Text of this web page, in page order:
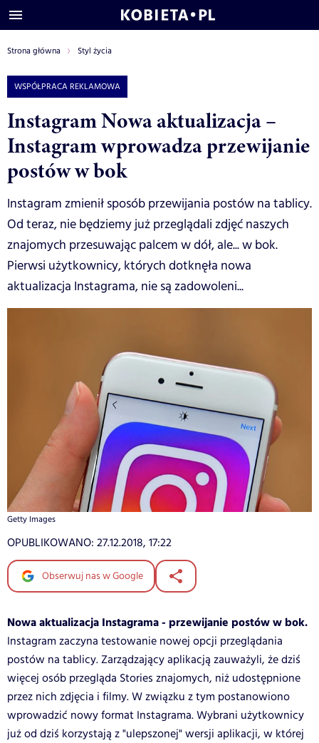
Strona główna Styl życia
WSPÓŁPRACA REKLAMOWA
Instagram Nowa aktualizacja –
Instagram wprowadza przewijanie
postów w bok
Instagram zmienił sposób przewijania postów na tablicy.
Od teraz, nie będziemy już przeglądali zdjęć naszych
znajomych przesuwając palcem w dół, ale... w bok.
Pierwsi użytkownicy, których dotknęła nowa
aktualizacja Instagrama, nie są zadowoleni...
Getty Images
OPUBLIKOWANO: 27.12.2018, 17:22
Obserwuj nas w Google
Nowa aktualizacja Instagrama - przewijanie postów w bok.
Instagram zaczyna testowanie nowej opcji przeglądania
postów na tablicy. Zarządzający aplikacją zauważyli, że dziś
więcej osób przegląda Stories znajomych, niż udostępnione
przez nich zdjęcia i filmy. W związku z tym postanowiono
wprowadzić nowy format Instagrama. Wybrani użytkownicy
już od dziś korzystają z "ulepszonej" wersji aplikacji, w której